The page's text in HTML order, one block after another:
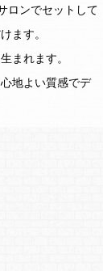
ロンでセットして
ます。
まれます。
地よい質感でデ